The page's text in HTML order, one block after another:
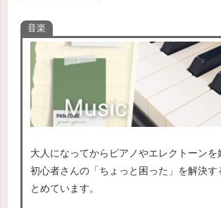
音楽
大人になってからピアノやエレクトーンを
初心者さんの「ちょっと困った」を解決す
とめています。